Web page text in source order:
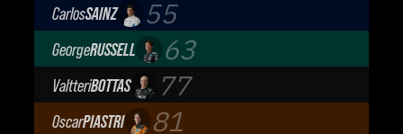
CarlosSAINZ 55
Atlassian Williams F1 Team
GeorgeRUSSELL 63
Mercedes-AMG Petronas F1 Team
ValtteriBOTTAS 77
Cadillac Formula 1 Team
OscarPIASTRI 81